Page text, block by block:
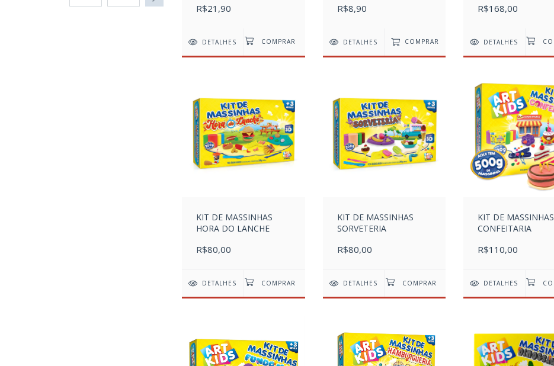
R$21,90
DETALHES
R$8,90
DETALHES COMPRAR
R$168,00
DETALHES
KIT DE MASSINHAS
HORA DO LANCHE
R$80,00
DETALHES
KIT DE MASSINHAS
SORVETERIA
R$80,00
DETALHES
KIT DE MASSINHAS
CONFEITARIA
R$110,00
DETALHES